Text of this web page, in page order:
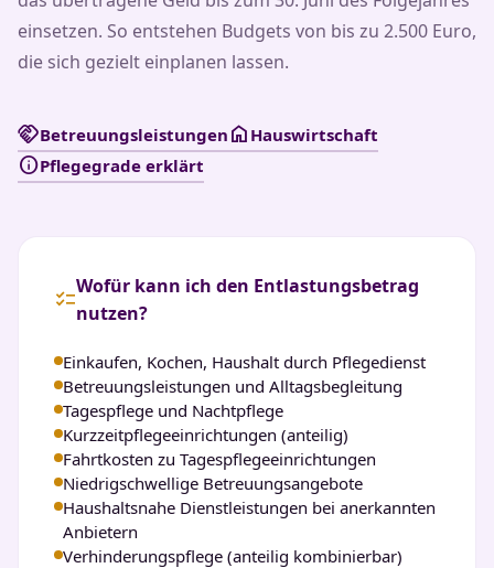
einsetzen. So entstehen Budgets von bis zu 2.500 Euro,
die sich gezielt einplanen lassen.
handshakeBetreuungsleistungen home Hauswirtschaft
infoPflegegrade erklärt
checklist
Wofür kann ich den Entlastungsbetrag
nutzen?
Einkaufen, Kochen, Haushalt durch Pflegedienst
Betreuungsleistungen und Alltagsbegleitung
Tagespflege und Nachtpflege
Kurzzeitpflegeeinrichtungen (anteilig)
Fahrtkosten zu Tagespflegeeinrichtungen
Niedrigschwellige Betreuungsangebote
Haushaltsnahe Dienstleistungen bei anerkannten
Anbietern
Verhinderungspflege (anteilig kombinierbar)